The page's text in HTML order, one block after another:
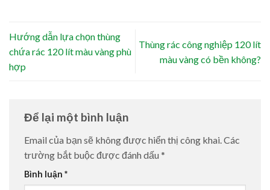
Hướng dẫn lựa chọn thùng
chứa rác 120 lít màu vàng phù
hợp
Thùng rác công nghiệp 120 lít
màu vàng có bền không?
Để lại một bình luận
Email của bạn sẽ không được hiển thị công khai.Các
trường bắt buộc được đánh dấu *
Bình luận *